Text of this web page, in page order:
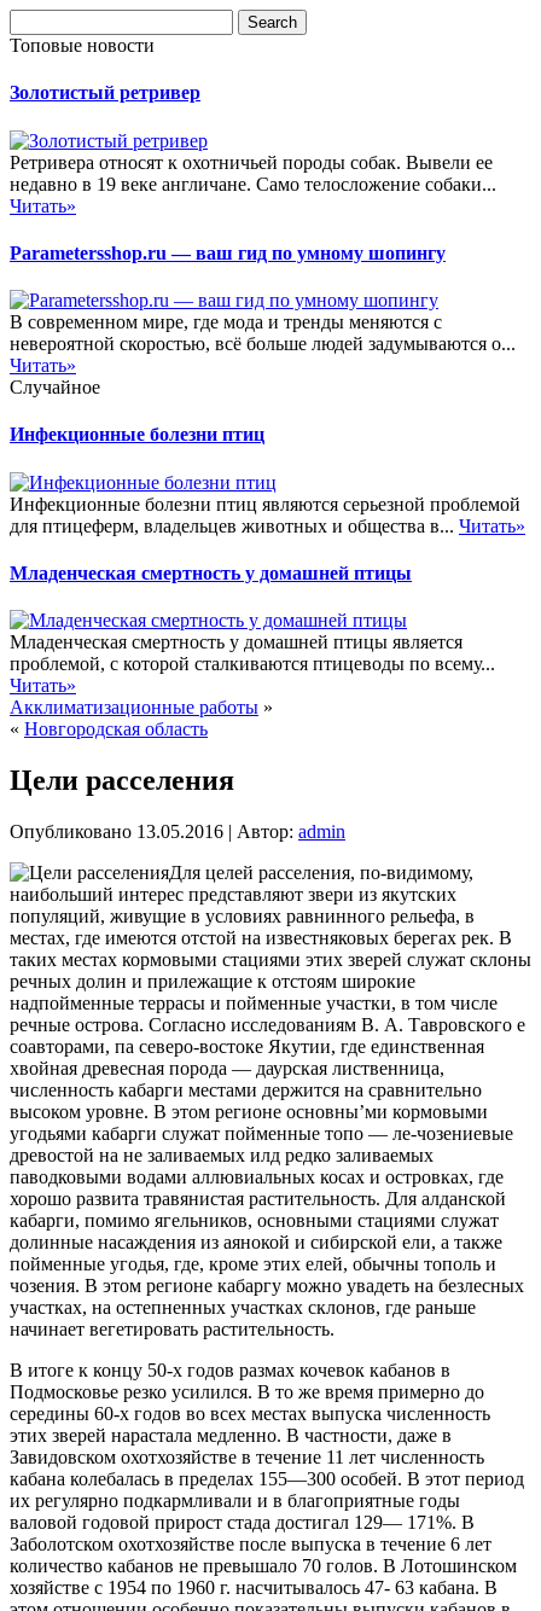
Топовые новости
Золотистый ретривер
Ретривера относят к охотничьей породы собак. Вывели ее
недавно в 19 веке англичане. Само телосложение собаки...
Читать»
Parametersshop.ru — ваш гид по умному шопингу
В современном мире, где мода и тренды меняются с
невероятной скоростью, всё больше людей задумываются о...
Читать»
Случайное
Инфекционные болезни птиц
Инфекционные болезни птиц являются серьезной проблемой
для птицеферм, владельцев животных и общества в... Читать»
Младенческая смертность у домашней птицы
Младенческая смертность у домашней птицы является
проблемой, с которой сталкиваются птицеводы по всему...
Читать»
Акклиматизационные работы »
« Новгородская область
Цели расселения
Опубликовано 13.05.2016 | Автор: admin
Для целей расселения, по-видимому,
наибольший интерес представляют звери из якутских
популяций, живущие в условиях равнинного рельефа, в
местах, где имеются отстой на известняковых берегах рек. В
таких местах кормовыми стациями этих зверей служат склоны
речных долин и прилежащие к отстоям широкие
надпойменные террасы и пойменные участки, в том числе
речные острова. Согласно исследованиям В. А. Тавровского е
соавторами, па северо-востоке Якутии, где единственная
хвойная древесная порода — даурская лиственница,
численность кабарги местами держится на сравнительно
высоком уровне. В этом регионе основны’ми кормовыми
угодьями кабарги служат пойменные топо — ле-чозениевые
древостой на не заливаемых илд редко заливаемых
паводковыми водами аллювиальных косах и островках, где
хорошо развита травянистая растительность. Для алданской
кабарги, помимо ягельников, основными стациями служат
долинные насаждения из аянокой и сибирской ели, а также
пойменные угодья, где, кроме этих елей, обычны тополь и
чозения. В этом регионе кабаргу можно увадеть на безлесных
участках, на остепненных участках склонов, где раньше
начинает вегетировать растительность.
В итоге к концу 50-х годов размах кочевок кабанов в
Подмосковье резко усилился. В то же время примерно до
середины 60-х годов во всех местах выпуска численность
этих зверей нарастала медленно. В частности, даже в
Завидовском охотхозяйстве в течение 11 лет численность
кабана колебалась в пределах 155—300 особей. В этот период
их регулярно подкармливали и в благоприятные годы
валовой годовой прирост стада достигал 129— 171%. В
Заболотском охотхозяйстве после выпуска в течение 6 лет
количество кабанов не превышало 70 голов. В Лотошинском
хозяйстве с 1954 по 1960 г. насчитывалось 47- 63 кабана. В